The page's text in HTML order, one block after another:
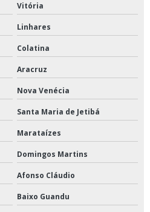
para laboratório
stomacher
Vitória
Linhares
Colatina
Aracruz
Nova Venécia
Santa Maria de Jetibá
Marataízes
Domingos Martins
Afonso Cláudio
Baixo Guandu